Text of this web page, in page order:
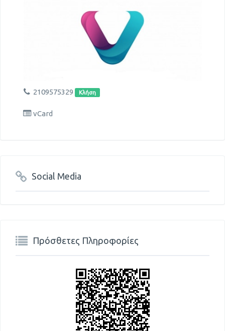
2109575329 Κλήση
vCard
Social Media
Πρόσθετες Πληροφορίες